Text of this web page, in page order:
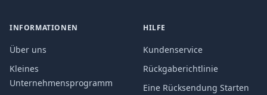
INFORMATIONEN
Über uns
Kleines
Unternehmensprogramm
HILFE
Kundenservice
Rückgaberichtlinie
Eine Rücksendung Starten